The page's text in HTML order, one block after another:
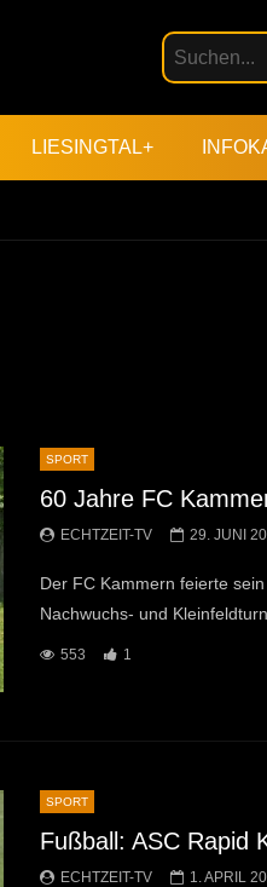
LIESINGTAL+
Später Ansehen
SPORT
60 Jahre FC
ECHTZEIT-TV 29. JUNI
Der FC Kammern feierte
Nachwuchs- und
553 1
SPORT
Fußball: ASC Rapid
ECHTZEIT-TV 1. APRIL